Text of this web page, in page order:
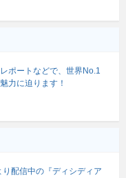
ポートなどで、世界No.1
力に迫ります！
配信中の『ディシディア